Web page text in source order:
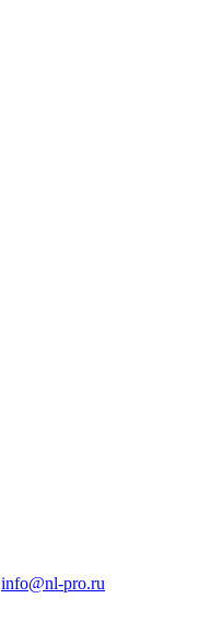
info@nl-pro.ru